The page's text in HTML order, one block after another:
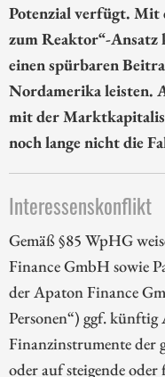
Potenzial verfügt. Mit
zum Reaktor“-
einen spürbaren
Nordamerika leisten.
mit der
noch lange nicht die
Interessenskonflikt
Gemäß §85 WpHG
Finance GmbH sowie
der Apaton Finance
Personen“) ggf.
Finanzinstrumente der
oder auf steigende